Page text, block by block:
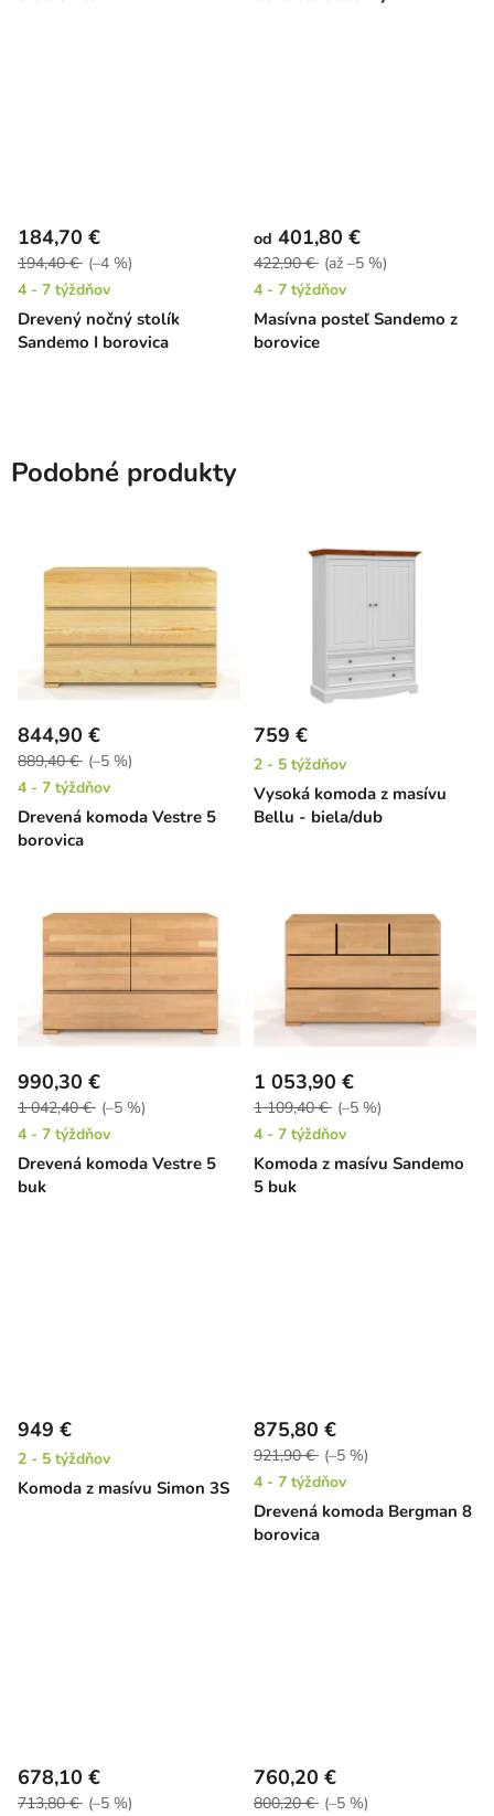
Drevený nočný stolík
Sandemo I borovica
184,70 €
194,40 € (–4 %)
4 - 7 týždňov
Masívna posteľ Sandemo z
borovice
od 401,80 €
422,90 € (až –5 %)
4 - 7 týždňov
Podobné produkty
Drevená komoda Vestre 5
borovica
844,90 €
889,40 € (–5 %)
4 - 7 týždňov
Vysoká komoda z masívu
Bellu - biela/dub
759 €
2 - 5 týždňov
Drevená komoda Vestre 5
buk
990,30 €
1 042,40 € (–5 %)
4 - 7 týždňov
Komoda z masívu Sandemo
5 buk
1 053,90 €
1 109,40 € (–5 %)
4 - 7 týždňov
Komoda z masívu Simon 3S
949 €
2 - 5 týždňov
Drevená komoda Bergman 8
borovica
875,80 €
921,90 € (–5 %)
4 - 7 týždňov
678,10 €
713,80 € (–5 %)
760,20 €
800,20 € (–5 %)